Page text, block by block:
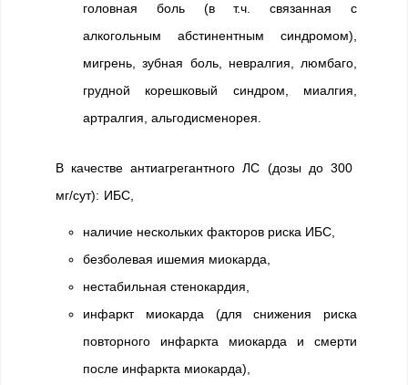
головная боль (в т.ч. связанная с
алкогольным абстинентным синдромом),
мигрень, зубная боль, невралгия, люмбаго,
грудной корешковый синдром, миалгия,
артралгия, альгодисменорея.
В качестве антиагрегантного ЛС (дозы до 300
мг/сут): ИБС,
наличие нескольких факторов риска ИБС,
безболевая ишемия миокарда,
нестабильная стенокардия,
инфаркт миокарда (для снижения риска
повторного инфаркта миокарда и смерти
после инфаркта миокарда),